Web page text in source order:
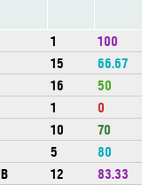
1 100
15 66.67
16 50
1 0
10 70
5 80
12 83.33